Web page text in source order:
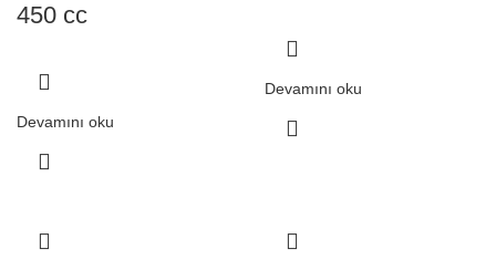
450 cc
Devamını oku
Devamını oku